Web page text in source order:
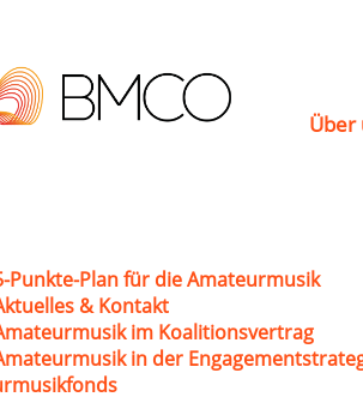
Über
Punkte-Plan für die Amateurmusik
& Kontakt
im Koalitionsvertrag
in der